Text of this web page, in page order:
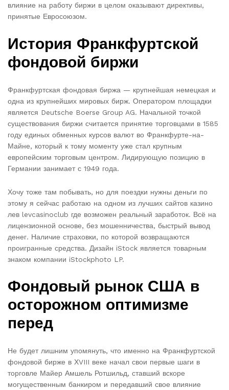
влияние на работу биржи в целом оказывают директивы,
принятые Евросоюзом.
История Франкфуртской
фондовой биржи
Франкфуртская фондовая биржа — крупнейшая немецкая и
одна из крупнейших мировых бирж. Оператором площадки
является Deutsche Boerse Group AG. Начальной точкой
существования биржи считается принятие торговцами в 1585
году единых обменных курсов валют во Франкфурте-на-
Майне, который к тому моменту уже стал крупным
европейским торговым центром. Лидирующую позицию в
Германии занимает с 1949 года.
Хочу тоже там побывать, но для поездки нужны деньги по
этому я сейчас работаю на одном из лучших сайтов казино
лев levcasinoclub где возможен реальный заработок. Всё на
лицензионной основе, без мошенничества, быстрый вывод
денег. Наличие страховки, по которой возвращаются
проигранные средства. Дизайн iStock является товарным
знаком компании iStockphoto LP.
Фондовый рынок США в
осторожном оптимизме
перед
Не будет лишним упомянуть, что именно на Франкфуртской
фондовой бирже в ХVIII веке начал свои первые шаги в
торговле Майер Амшель Ротшильд, ставший вскоре
могущественным банкиром и передавший свое влияние